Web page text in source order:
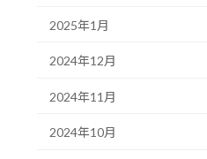
2025年1月
2024年12月
2024年11月
2024年10月